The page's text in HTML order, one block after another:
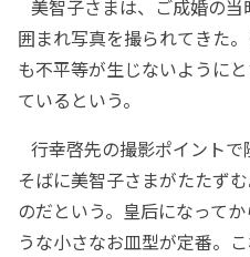
美智子さまは、ご成婚の
囲まれ写真を撮られてきた
も不平等が生じないように
ているという。
行幸啓先の撮影ポイント
そばに美智子さまがたたず
のだという。皇后になって
うな小さなお皿型が定番。